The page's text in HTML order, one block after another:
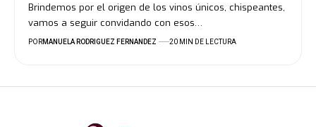
Brindemos por el origen de los vinos únicos, chispeantes,
vamos a seguir convidando con esos…
PORMANUELA RODRIGUEZ FERNANDEZ 20 MIN DE LECTURA